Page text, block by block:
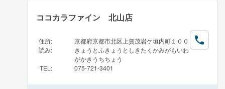
ココカラファイン 北山店
住所:
京都府京都市北区上賀茂岩ケ垣内町１００
読み:
きょうとふきょうとしきたくかみがもいわ
がかきうちちょう
TEL : 075-721-3401